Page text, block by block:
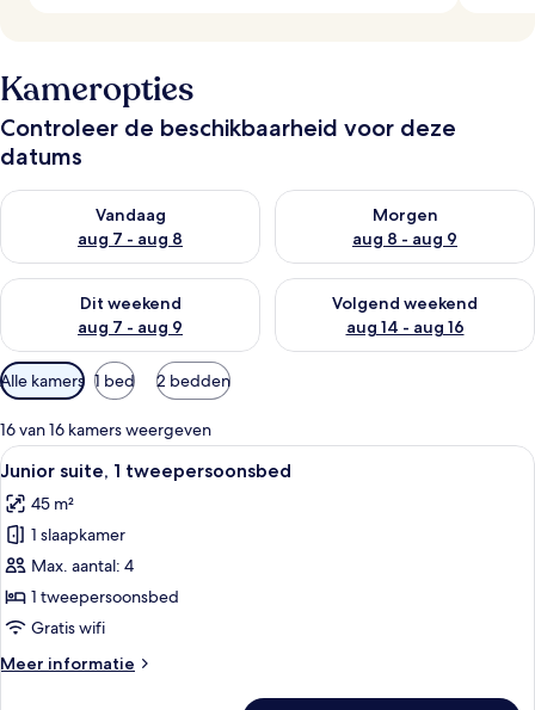
Kameropties
Controleer de beschikbaarheid voor deze
datums
Vandaag
aug 7 - aug 8
De beschikbaarheid controleren voor vanavond aug 7 - aug 8
Morgen
aug 8 - aug 9
De beschikbaarheid
Dit weekend
aug 7 - aug 9
De beschikbaarheid controleren voor dit weekend aug 7 -
Volgend weekend
aug 14 - aug 16
De beschikbaarheid
Beschikbare
filters
voor
kamers
Alle kamers 1 bed 2 bedden
16 van 16 kamers weergeven
Alle
foto's
voor
Junior
suite,
1
tweepersoonsbed
Een moderne woonkamer met een
9
Junior suite, 1 tweepersoonsbed
45 m²
1 slaapkamer
Max. aantal: 4
1 tweepersoonsbed
Gratis wifi
Meer informatie
Meer